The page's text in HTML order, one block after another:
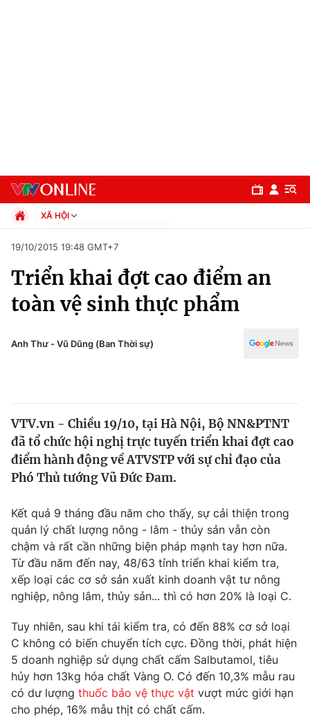
Chuyên mục
Chính trị
Y tế
Thế giới
Thế giới đó đây
Câu chuyện quốc tế
Kinh tế
Tài chính
Thị trường
Góc doanh nghiệp
Dữ liệu và đời sống
Truyền hình
Phim VTV
Hậu trường
Nhân vật
Khán giả
Giải trí
Điện ảnh
Âm nhạc
Sao
Đời sống
Du lịch
Giáo dục
XÃ HỘI
Xã hội
Pháp luật
Thể thao
Văn hóa - Giải trí
Giáo dục
19/10/2015 19:48 GMT+7
Triển khai đợt cao điểm an
toàn vệ sinh thực phẩm
Anh Thư - Vũ Dũng (Ban Thời sự)
VTV.vn - Chiều 19/10, tại Hà Nội, Bộ NN&PTNT
đã tổ chức hội nghị trực tuyến triển khai đợt cao
điểm hành động về ATVSTP với sự chỉ đạo của
Phó Thủ tướng Vũ Đức Đam.
Kết quả 9 tháng đầu năm cho thấy, sự cải thiện trong
quản lý chất lượng nông - lâm - thủy sản vẫn còn
chậm và rất cần những biện pháp mạnh tay hơn nữa.
Từ đầu năm đến nay, 48/63 tỉnh triển khai kiểm tra,
xếp loại các cơ sở sản xuất kinh doanh vật tư nông
nghiệp, nông lâm, thủy sản... thì có hơn 20% là loại C.
Tuy nhiên, sau khi tái kiểm tra, có đến 88% cơ sở loại
C không có biến chuyển tích cực. Đồng thời, phát hiện
5 doanh nghiệp sử dụng chất cấm Salbutamol, tiêu
hủy hơn 13kg hóa chất Vàng O. Có đến 10,3% mẫu rau
có dư lượng thuốc bảo vệ thực vật vượt mức giới hạn
cho phép, 16% mẫu thịt có chất cấm.